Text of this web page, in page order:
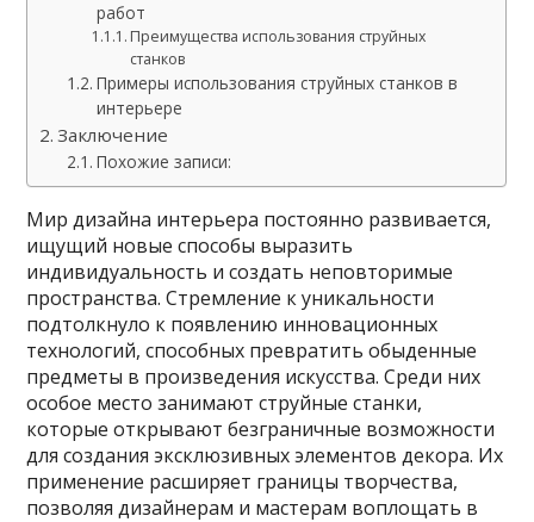
работ
Преимущества использования струйных
станков
Примеры использования струйных станков в
интерьере
Заключение
Похожие записи:
Мир дизайна интерьера постоянно развивается,
ищущий новые способы выразить
индивидуальность и создать неповторимые
пространства. Стремление к уникальности
подтолкнуло к появлению инновационных
технологий, способных превратить обыденные
предметы в произведения искусства. Среди них
особое место занимают струйные станки,
которые открывают безграничные возможности
для создания эксклюзивных элементов декора. Их
применение расширяет границы творчества,
позволяя дизайнерам и мастерам воплощать в